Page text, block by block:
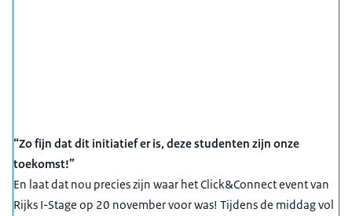
“Zo fijn dat dit initiatief er is, deze studenten zijn onze
toekomst!”
En laat dat nou precies zijn waar het Click&Connect event van
Rijks I-Stage op 20 november voor was! Tijdens de middag vol